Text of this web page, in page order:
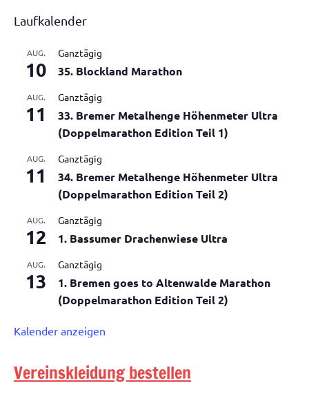
Laufkalender
AUG.
10
Ganztägig
35. Blockland Marathon
AUG.
11
Ganztägig
33. Bremer Metalhenge Höhenmeter Ultra
(Doppelmarathon Edition Teil 1)
AUG.
11
Ganztägig
34. Bremer Metalhenge Höhenmeter Ultra
(Doppelmarathon Edition Teil 2)
AUG.
12
Ganztägig
1. Bassumer Drachenwiese Ultra
AUG.
13
Ganztägig
1. Bremen goes to Altenwalde Marathon
(Doppelmarathon Edition Teil 2)
Kalender anzeigen
Vereinskleidung bestellen